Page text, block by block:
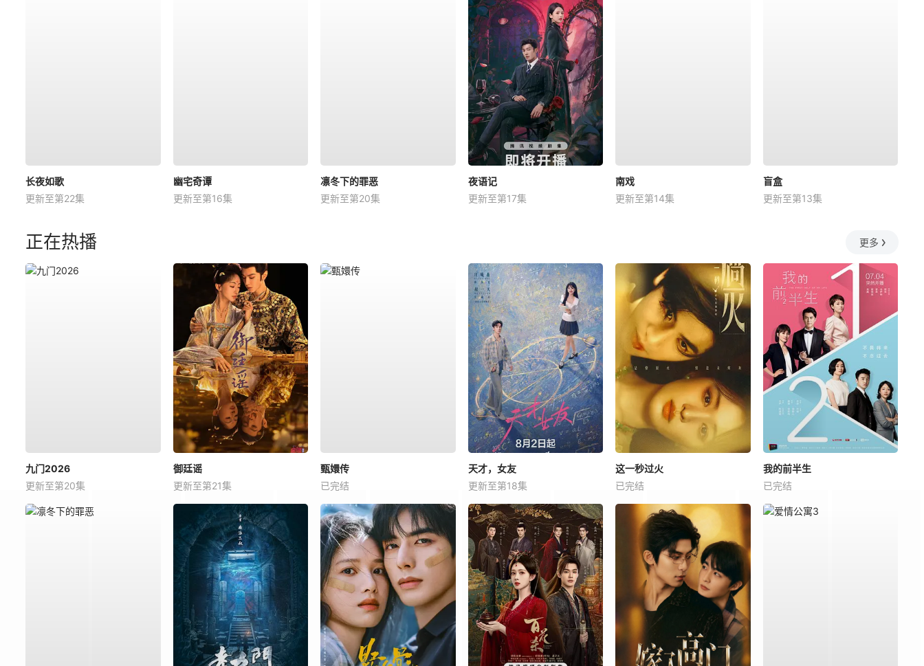
长夜如歌
更新至第22集
幽宅奇谭
更新至第16集
凛冬下的罪恶
更新至第20集
夜语记
更新至第17集
南戏
更新至第14集
盲盒
更新至第13集
正在热播 更多
九门2026
更新至第20集
御廷谣
更新至第21集
甄嬛传
已完结
天才，女友
更新至第18集
这一秒过火
已完结
我的前半生
已完结